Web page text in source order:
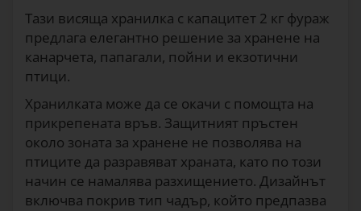
Тази висяща хранилка с капацитет 2 кг фураж
предлага елегантно решение за хранене на
канарчета, папагали, пойни и екзотични
птици.
Хранилката може да се окачи с помощта на
прикрепената връв. Защитният пръстен
около зоната за хранене не позволява на
птиците да разравяват храната, като по този
начин се намалява разхищението. Дизайнът
включва покрив тип чадър, който предпазва